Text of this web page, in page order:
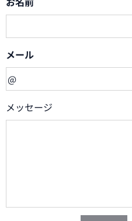
メール
メッセージ